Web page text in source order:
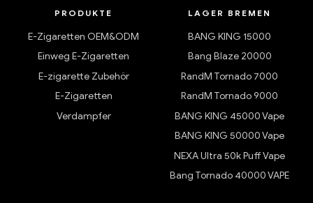
PRODUKTE
E-Zigaretten OEM&ODM
Einweg E-Zigaretten
E-zigarette Zubehör
E-Zigaretten
Verdampfer
LAGER BREMEN
BANG KING 15000
Bang Blaze 20000
RandM Tornado 7000
RandM Tornado 9000
BANG KING 45000 Vape
BANG KING 50000 Vape
NEXA Ultra 50k Puff Vape
Bang Tornado 40000 VAPE